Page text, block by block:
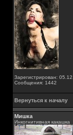
Зарегистрирован:
Сообщения: 1442
Вернуться к началу
Мишка
Инкогнитивная какашка